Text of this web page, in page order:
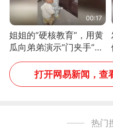
00:17
姐姐的“硬核教育”，用黄
瓜向弟弟演示“门夹手”，
网友：果然言传不如身
教！
打开网易新闻，查
热门